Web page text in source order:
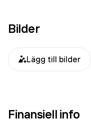
Bilder
Lägg till bilder
Finansiell info